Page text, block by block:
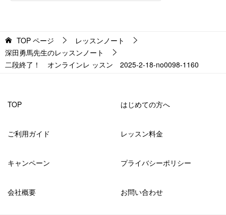
TOP ページ
レッスンノート
深田勇馬先生のレッスンノート
二段終了！ オンラインレ ッスン 2025-2-18-no0098-1160
TOP はじめての方へ
ご利用ガイド レッスン料金
キャンペーン プライバシーポリシー
会社概要 お問い合わせ